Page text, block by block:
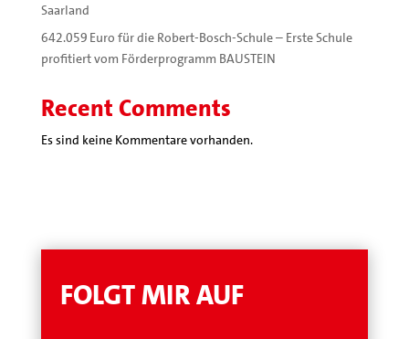
Saarland
642.059 Euro für die Robert-Bosch-Schule – Erste Schule
profitiert vom Förderprogramm BAUSTEIN
Recent Comments
Es sind keine Kommentare vorhanden.
FOLGT MIR AUF